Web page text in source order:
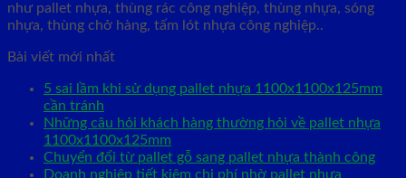
như pallet nhựa, thùng rác công nghiệp, thùng nhựa, sóng
nhựa, thùng chở hàng, tấm lót nhựa công nghiệp..
Bài viết mới nhất
5 sai lầm khi sử dụng pallet nhựa 1100x1100x125mm
cần tránh
Những câu hỏi khách hàng thường hỏi về pallet nhựa
1100x1100x125mm
Chuyển đổi từ pallet gỗ sang pallet nhựa thành công
Doanh nghiệp tiết kiệm chi phí nhờ pallet nhựa